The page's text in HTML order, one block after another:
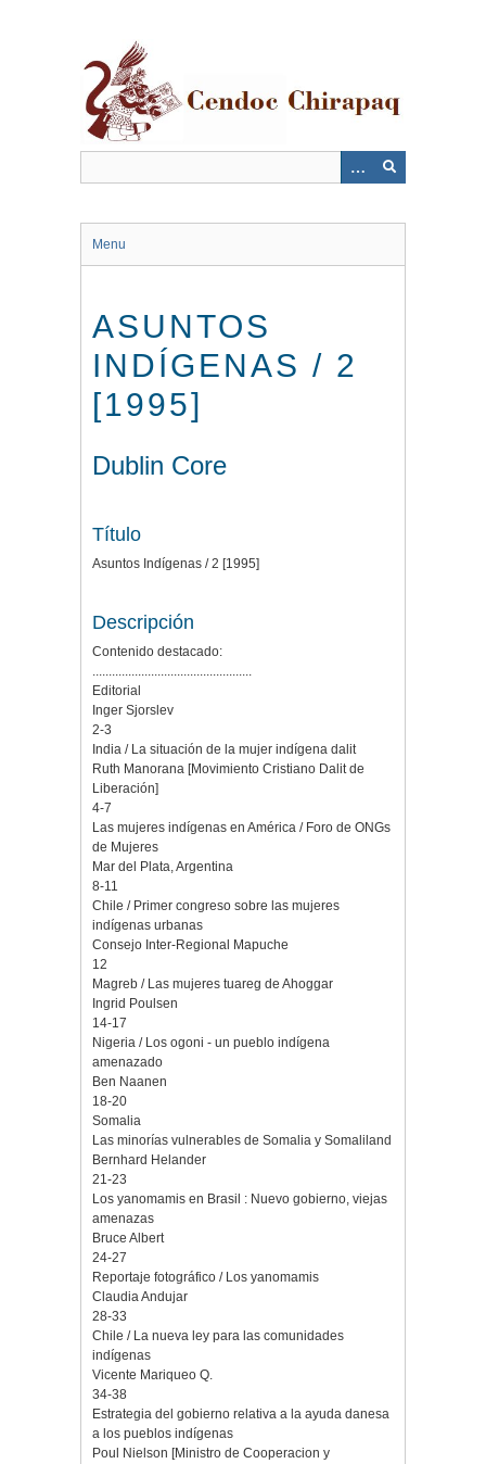
Menu
ASUNTOS
INDÍGENAS / 2
[1995]
Dublin Core
Título
Asuntos Indígenas / 2 [1995]
Descripción
Contenido destacado:
.................................................
Editorial
Inger Sjorslev
2-3
India / La situación de la mujer indígena dalit
Ruth Manorana [Movimiento Cristiano Dalit de
Liberación]
4-7
Las mujeres indígenas en América / Foro de ONGs
de Mujeres
Mar del Plata, Argentina
8-11
Chile / Primer congreso sobre las mujeres
indígenas urbanas
Consejo Inter-Regional Mapuche
12
Magreb / Las mujeres tuareg de Ahoggar
Ingrid Poulsen
14-17
Nigeria / Los ogoni - un pueblo indígena
amenazado
Ben Naanen
18-20
Somalia
Las minorías vulnerables de Somalia y Somaliland
Bernhard Helander
21-23
Los yanomamis en Brasil : Nuevo gobierno, viejas
amenazas
Bruce Albert
24-27
Reportaje fotográfico / Los yanomamis
Claudia Andujar
28-33
Chile / La nueva ley para las comunidades
indígenas
Vicente Mariqueo Q.
34-38
Estrategia del gobierno relativa a la ayuda danesa
a los pueblos indígenas
Poul Nielson [Ministro de Cooperacion y